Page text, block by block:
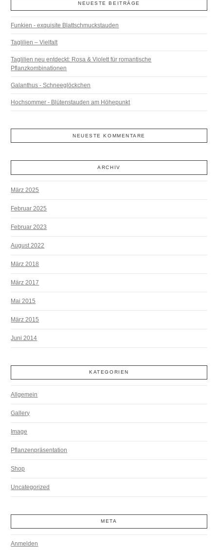
NEUESTE BEITRÄGE
Funkien - exquisite Blattschmuckstauden
Taglilien – Vielfalt
Taglilien neu entdeckt: Rosa & Violett für romantische
Pflanzkombinationen
Galanthus - Schneeglöckchen
Hochsommer - Blütenstauden am Höhepunkt
NEUESTE KOMMENTARE
ARCHIV
März 2025
Februar 2025
Februar 2023
August 2022
März 2018
März 2017
Mai 2015
März 2015
Juni 2014
KATEGORIEN
Allgemein
Gallery
Image
Pflanzenpräsentation
Shop
Uncategorized
META
Anmelden